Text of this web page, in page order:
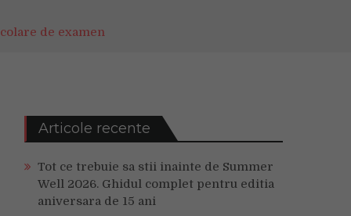
de examen
Articole recente
Tot ce trebuie sa stii inainte de Summer
Well 2026. Ghidul complet pentru editia
aniversara de 15 ani